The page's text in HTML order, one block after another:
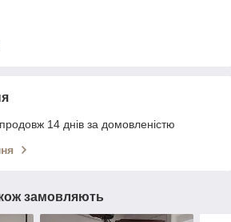
14 днів за домовленістю
замовляють